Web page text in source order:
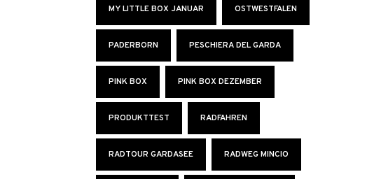
MY LITTLE BOX JANUAR OSTWESTFALEN
PADERBORN PESCHIERA DEL GARDA
PINK BOX PINK BOX DEZEMBER
PRODUKTTEST RADFAHREN
RADTOUR GARDASEE RADWEG MINCIO